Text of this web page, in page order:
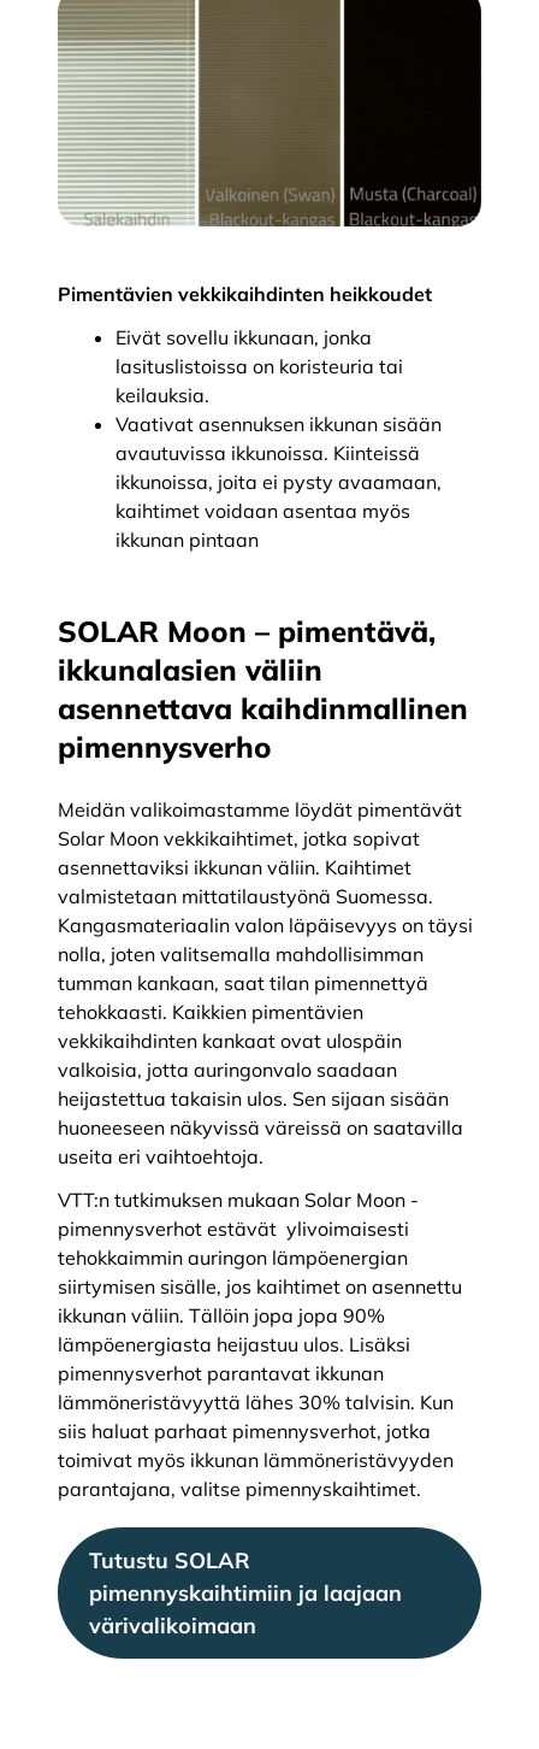
Pimentävien vekkikaihdinten heikkoudet
Eivät sovellu ikkunaan, jonka
lasituslistoissa on koristeuria tai
keilauksia.
Vaativat asennuksen ikkunan sisään
avautuvissa ikkunoissa. Kiinteissä
ikkunoissa, joita ei pysty avaamaan,
kaihtimet voidaan asentaa myös
ikkunan pintaan
SOLAR Moon – pimentävä,
ikkunalasien väliin
asennettava kaihdinmallinen
pimennysverho
Meidän valikoimastamme löydät pimentävät
Solar Moon vekkikaihtimet, jotka sopivat
asennettaviksi ikkunan väliin. Kaihtimet
valmistetaan mittatilaustyönä Suomessa.
Kangasmateriaalin valon läpäisevyys on täysi
nolla, joten valitsemalla mahdollisimman
tumman kankaan, saat tilan pimennettyä
tehokkaasti. Kaikkien pimentävien
vekkikaihdinten kankaat ovat ulospäin
valkoisia, jotta auringonvalo saadaan
heijastettua takaisin ulos. Sen sijaan sisään
huoneeseen näkyvissä väreissä on saatavilla
useita eri vaihtoehtoja.
VTT:n tutkimuksen mukaan Solar Moon -
pimennysverhot estävät ylivoimaisesti
tehokkaimmin auringon lämpöenergian
siirtymisen sisälle, jos kaihtimet on asennettu
ikkunan väliin. Tällöin jopa jopa 90%
lämpöenergiasta heijastuu ulos. Lisäksi
pimennysverhot parantavat ikkunan
lämmöneristävyyttä lähes 30% talvisin. Kun
siis haluat parhaat pimennysverhot, jotka
toimivat myös ikkunan lämmöneristävyyden
parantajana, valitse pimennyskaihtimet.
Tutustu SOLAR
pimennyskaihtimiin ja laajaan
värivalikoimaan